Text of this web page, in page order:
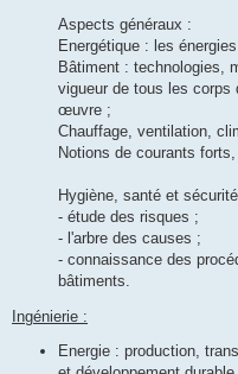
Aspects généraux :
Energétique : les
Bâtiment : technologies,
vigueur de tous les corps
œuvre ;
Chauffage, ventilation,
Notions de courants
Hygiène, santé et
- étude des risques ;
- l'arbre des causes ;
- connaissance des
bâtiments.
Ingénierie :
Energie : production,